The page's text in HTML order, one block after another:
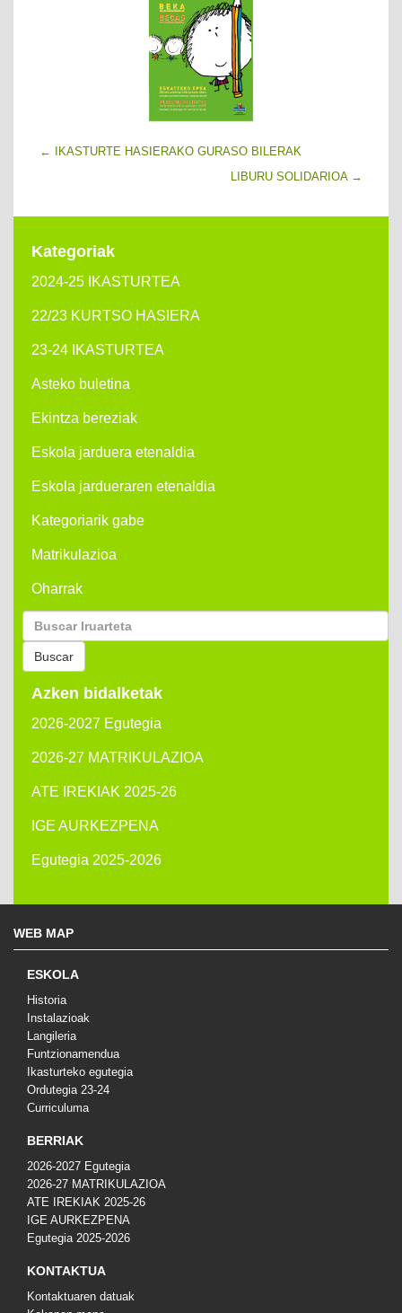
←
IKASTURTE HASIERAKO GURASO BILERAK
LIBURU SOLIDARIOA→
Kategoriak
2024-25 IKASTURTEA
22/23 KURTSO HASIERA
23-24 IKASTURTEA
Asteko buletina
Ekintza bereziak
Eskola jarduera etenaldia
Eskola jardueraren etenaldia
Kategoriarik gabe
Matrikulazioa
Oharrak
Buscar
por:
Buscar
Azken bidalketak
2026-2027 Egutegia
2026-27 MATRIKULAZIOA
ATE IREKIAK 2025-26
IGE AURKEZPENA
Egutegia 2025-2026
WEB MAP
ESKOLA
Historia
Instalazioak
Langileria
Funtzionamendua
Ikasturteko egutegia
Ordutegia 23-24
Curriculuma
BERRIAK
2026-2027 Egutegia
2026-27 MATRIKULAZIOA
ATE IREKIAK 2025-26
IGE AURKEZPENA
Egutegia 2025-2026
KONTAKTUA
Kontaktuaren datuak